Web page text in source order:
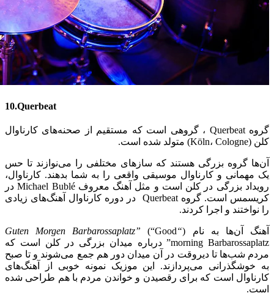
10.Querbeat
گروه Querbeat ، گروهی است که مستقیم از صحنه‌های کارناوال
کلن (Köln، Cologne) متولد شده است.
آن‌ها گروه بزرگی هستند که سازهای مختلفی را می‌نوازند تا حس
یک مهمانی و کارناوال موسیقی واقعی را به شما بدهند. کارناوال،
رویداد بزرگی در کلن است و مثل آهنگ معروف Michael Bublé در
کریسمس است. گروه Querbeat در دوره کارناوال آهنگ‌های زیادی
را نواختند و اجرا کردند.
آهنگ آن‌ها به نام (“Guten Morgen Barbarossaplatz”
(“Good
morning Barbarossaplatz” درباره میدان بزرگی در کلن است که
مردم شب‌ها تا دیروقت در آن میدان دور هم جمع می‌شوند و تا صبح
به خوشگذرانی می‌پردازند. این موزیک نمونه خوبی از آهنگ‌های
کارناوال است که برای رقصیدن و خواندن مردم با هم طراحی شده
است.